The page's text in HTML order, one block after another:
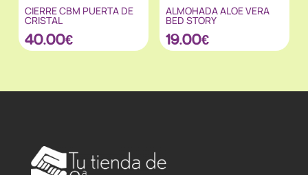
CIERRE CBM PUERTA DE
CRISTAL
40.00€
ALMOHADA ALOE VERA
BED STORY
19.00€